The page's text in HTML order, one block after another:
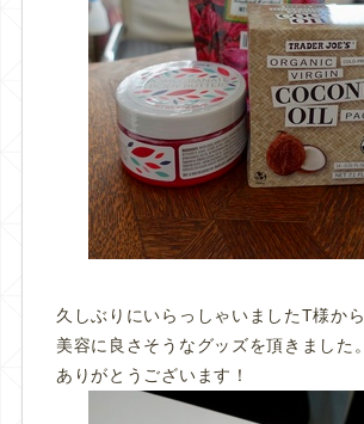
久しぶりにいらっしゃいましたT様から
美容に良さそうなグッズを頂きました。
ありがとうございます！